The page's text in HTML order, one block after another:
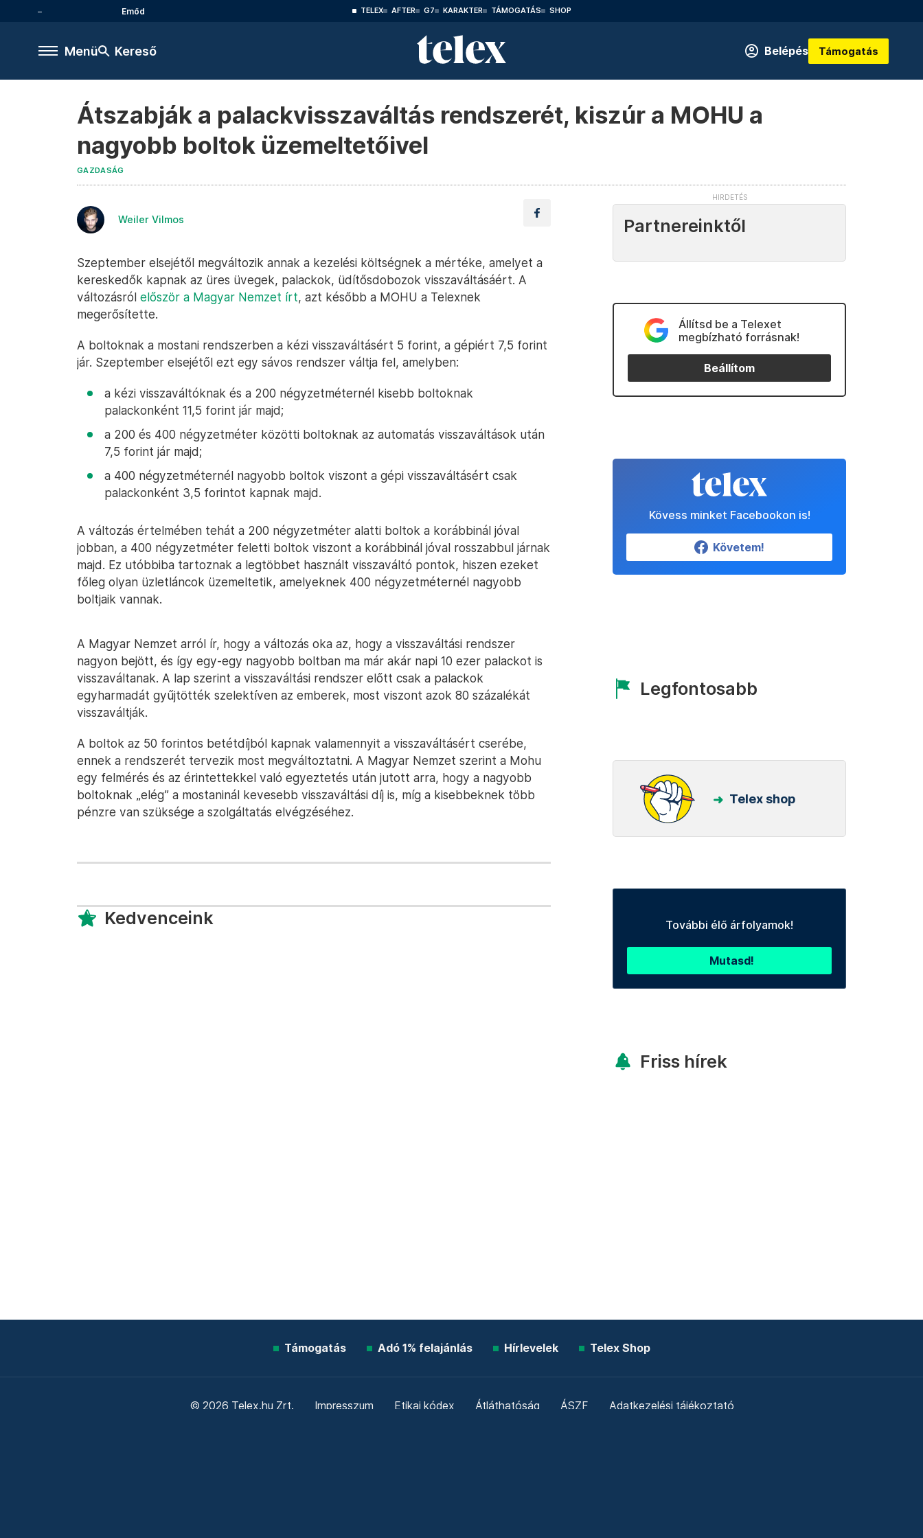
Emőd TELEX AFTER G7 KARAKTER TÁMOGATÁS SHOP
Menü Kereső Belépés Támogatás
Átszabják a palackvisszaváltás rendszerét, kiszúr a MOHU a
nagyobb boltok üzemeltetőivel
GAZDASÁG
Weiler Vilmos
Szeptember elsejétől megváltozik annak a kezelési költségnek a mértéke, amelyet a
kereskedők kapnak az üres üvegek, palackok, üdítősdobozok visszaváltásáért. A
változásról először a Magyar Nemzet írt, azt később a MOHU a Telexnek
megerősítette.
A boltoknak a mostani rendszerben a kézi visszaváltásért 5 forint, a gépiért 7,5 forint
jár. Szeptember elsejétől ezt egy sávos rendszer váltja fel, amelyben:
a kézi visszaváltóknak és a 200 négyzetméternél kisebb boltoknak
palackonként 11,5 forint jár majd;
a 200 és 400 négyzetméter közötti boltoknak az automatás visszaváltások után
7,5 forint jár majd;
a 400 négyzetméternél nagyobb boltok viszont a gépi visszaváltásért csak
palackonként 3,5 forintot kapnak majd.
A változás értelmében tehát a 200 négyzetméter alatti boltok a korábbinál jóval
jobban, a 400 négyzetméter feletti boltok viszont a korábbinál jóval rosszabbul járnak
majd. Ez utóbbiba tartoznak a legtöbbet használt visszaváltó pontok, hiszen ezeket
főleg olyan üzletláncok üzemeltetik, amelyeknek 400 négyzetméternél nagyobb
boltjaik vannak.
A Magyar Nemzet arról ír, hogy a változás oka az, hogy a visszaváltási rendszer
nagyon bejött, és így egy-egy nagyobb boltban ma már akár napi 10 ezer palackot is
visszaváltanak. A lap szerint a visszaváltási rendszer előtt csak a palackok
egyharmadát gyűjtötték szelektíven az emberek, most viszont azok 80 százalékát
visszaváltják.
A boltok az 50 forintos betétdíjból kapnak valamennyit a visszaváltásért cserébe,
ennek a rendszerét tervezik most megváltoztatni. A Magyar Nemzet szerint a Mohu
egy felmérés és az érintettekkel való egyeztetés után jutott arra, hogy a nagyobb
boltoknak „elég” a mostaninál kevesebb visszaváltási díj is, míg a kisebbeknek több
pénzre van szüksége a szolgáltatás elvégzéséhez.
Kedvenceink
Partnereinktől
Állítsd be a Telexet
megbízható forrásnak!
Beállítom
Kövess minket Facebookon is!
Követem!
Legfontosabb
Telex shop
További élő árfolyamok!
Mutasd!
Friss hírek
Támogatás Adó 1% felajánlás Hírlevelek Telex Shop
© 2026 Telex.hu Zrt. Impresszum Etikai kódex Átláthatóság ÁSZF Adatkezelési tájékoztató